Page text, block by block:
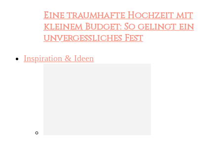
Eine traumhafte Hochzeit mit
kleinem Budget: So gelingt ein
unvergessliches Fest
Inspiration & Ideen